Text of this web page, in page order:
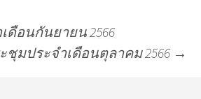
ดือนกันยายน 2566
ชุมประจำเดือนตุลาคม 2566 →